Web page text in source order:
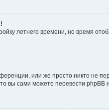
летнего времени, но время
или же просто никто не
то вы сами можете перевести